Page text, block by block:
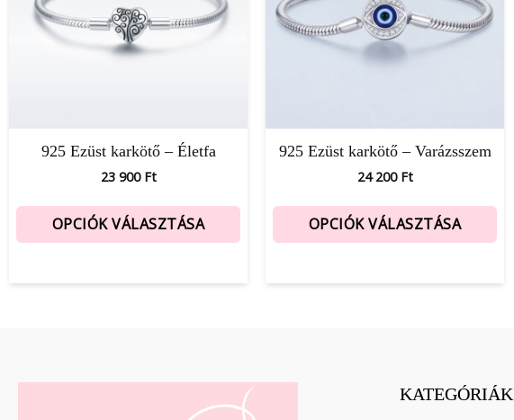
925 Ezüst karkötő – Életfa
23 900 Ft
OPCIÓK VÁLASZTÁSA
925 Ezüst karkötő – Varázsszem
24 200 Ft
OPCIÓK VÁLASZTÁSA
KATEGÓRIÁK